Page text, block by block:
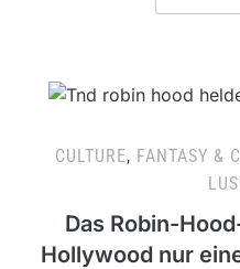
CULTURE, FANTASY &
Das Robin-
Hollywood nur